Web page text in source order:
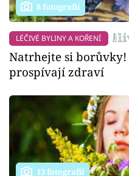
8 fotografií
LÉČIVÉ BYLINY A KOŘENÍ
Natrhejte si borůvky!
prospívají zdraví
13 fotografií